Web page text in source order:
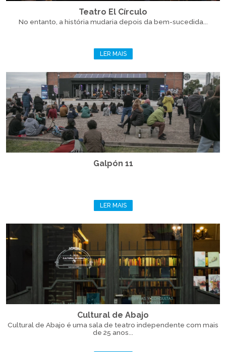
Teatro El Círculo
No entanto, a história mudaria depois da bem-sucedida...
LER MAIS
Galpón 11
LER MAIS
Cultural de Abajo
Cultural de Abajo é uma sala de teatro independente com mais
de 25 anos...